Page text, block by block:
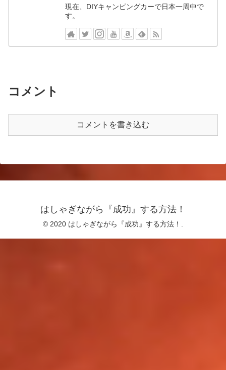
現在、DIYキャンピングカーで日本一周中で
す。
コメント
コメントを書き込む
はしゃぎながら『成功』する方法！
© 2020 はしゃぎながら『成功』する方法！.